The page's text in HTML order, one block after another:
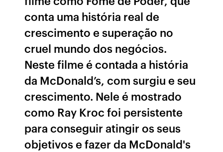
conta uma história real de
crescimento e superação no
cruel mundo dos negócios.
Neste filme é contada a história
da McDonald’s, com surgiu e seu
crescimento. Nele é mostrado
como Ray Kroc foi persistente
para conseguir atingir os seus
objetivos e fazer da McDonald's